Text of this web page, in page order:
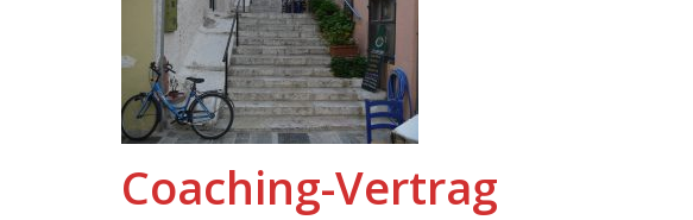
Coaching-Vertrag